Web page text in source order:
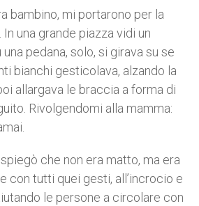
bambino, mi portarono per la
una grande piazza vidi un
pedana, solo, si girava su se
bianchi gesticolava, alzando la
allargava le braccia a forma di
Rivolgendomi alla mamma:
che non era matto, ma era
con tutti quei gesti, all’incrocio e
le persone a circolare con